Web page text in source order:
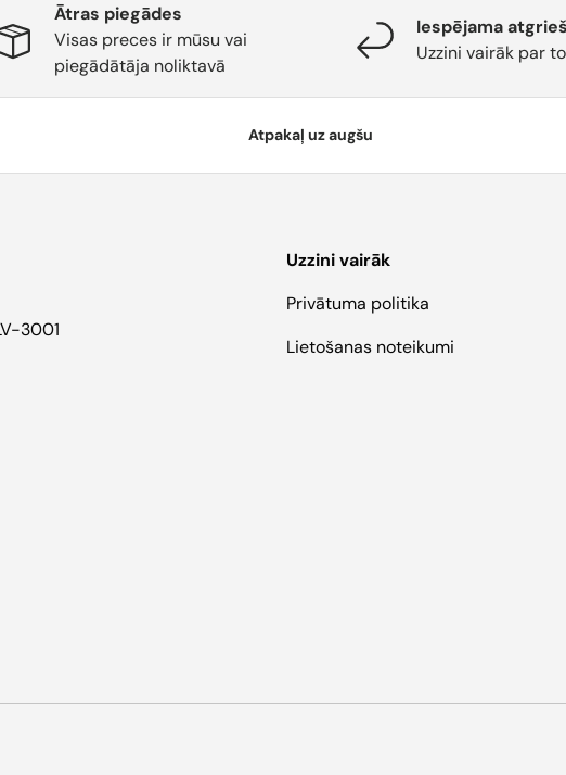
Ātras piegādes
Visas preces ir mūsu vai
piegādātāja noliktavā
Iespējama
Uzzini vairāk par to
Atpakaļ uz augšu
3001
Uzzini vairāk
Privātuma politika
Lietošanas noteikumi